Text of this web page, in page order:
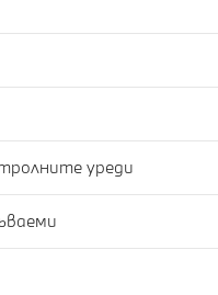
уреди
на задните седалки, сгъваеми